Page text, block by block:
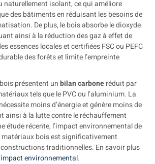
naturellement isolant, ce qui améliore
des bâtiments en réduisant les besoins de
De plus, le bois absorbe le dioxyde
ainsi à la réduction des gaz à effet de
essences locales et certifiées FSC ou PEFC
des forêts et limite l’empreinte
présentent unbilan carboneréduit par
tels que le PVC ou l’aluminium. La
moins d’énergie et génère moins de
ainsi à la lutte contre le réchauffement
étude récente, l’impact environnemental de
bois est significativement
traditionnelles. En savoir plus
environnemental.